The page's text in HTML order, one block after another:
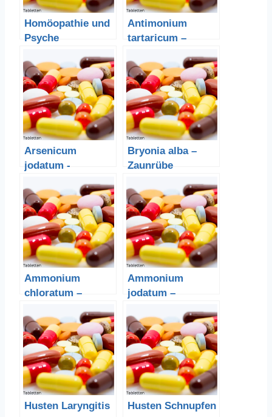
Homöopathie und
Psyche
Antimonium
tartaricum –
Arsenicum
jodatum -
Bryonia alba –
Zaunrübe
Ammonium
chloratum –
Ammonium
jodatum –
Husten Laryngitis Husten Schnupfen